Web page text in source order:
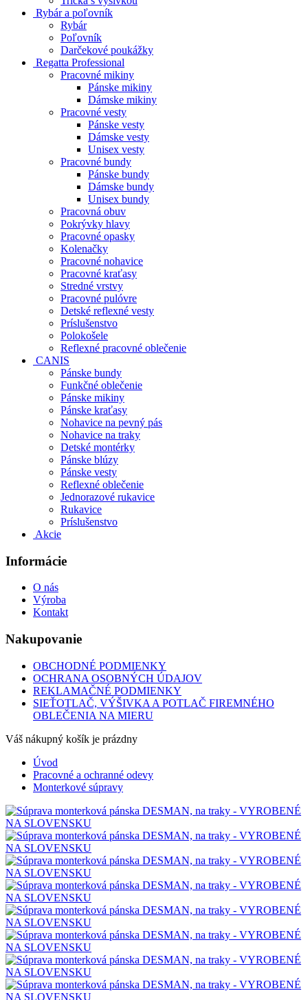
Rybár a poľovník
Rybár
Poľovník
Darčekové poukážky
Regatta Professional
Pracovné mikiny
Pánske mikiny
Dámske mikiny
Pracovné vesty
Pánske vesty
Dámske vesty
Unisex vesty
Pracovné bundy
Pánske bundy
Dámske bundy
Unisex bundy
Pracovná obuv
Pokrývky hlavy
Pracovné opasky
Kolenačky
Pracovné nohavice
Pracovné kraťasy
Stredné vrstvy
Pracovné pulóvre
Detské reflexné vesty
Príslušenstvo
Polokošele
Reflexné pracovné oblečenie
CANIS
Pánske bundy
Funkčné oblečenie
Pánske mikiny
Pánske kraťasy
Nohavice na pevný pás
Nohavice na traky
Detské montérky
Pánske blúzy
Pánske vesty
Reflexné oblečenie
Jednorazové rukavice
Rukavice
Príslušenstvo
Akcie
Informácie
O nás
Výroba
Kontakt
Nakupovanie
OBCHODNÉ PODMIENKY
OCHRANA OSOBNÝCH ÚDAJOV
REKLAMAČNÉ PODMIENKY
SIEŤOTLAČ, VÝŠIVKA A POTLAČ FIREMNÉHO
OBLEČENIA NA MIERU
Váš nákupný košík je prázdny
Úvod
Pracovné a ochranné odevy
Monterkové súpravy